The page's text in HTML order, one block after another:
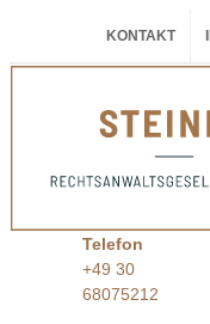
KONTAKT
Telefon
+49 30
68075212